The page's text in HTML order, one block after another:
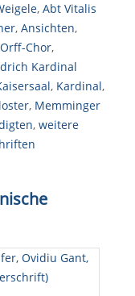
, Abt Vitalis
, Ansichten,
Chor,
Kardinal
, Kardinal,
, Memminger
, weitere